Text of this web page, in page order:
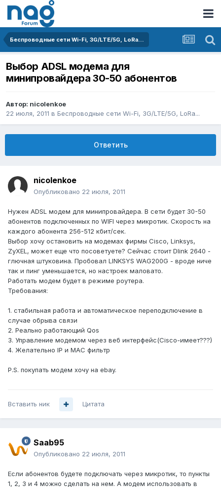
Беспроводные сети Wi-Fi, 3G/LTE/5G, LoRa...
Выбор ADSL модема для
минипровайдера 30-50 абонентов
Автор: nicolenkoe
22 июля, 2011 в Беспроводные сети Wi-Fi, 3G/LTE/5G, LoRa...
Ответить
nicolenkoe
Опубликовано 22 июля, 2011
Нужен ADSL модем для минипровайдера. В сети будет 30-50
абонентов подключенных по WIFI через микротик. Скорость на
каждого абонента 256-512 кбит/сек.
Выбор хочу остановить на модемах фирмы Cisco, Linksys,
ZyXEL, может еще что посоветуете? Сейчас стоит Dlink 2640 -
глючная штуковина. Пробовал LINKSYS WAG200G - вроде ниче
так и пинг уменьшается, но настроек маловато.
Работать модем будет в режиме роутера.
Требования:
1. стабильная работа и автоматическое переподключение в
случае обрыва связи
2. Реально работающий Qos
3. Управление модемом через веб интерфейс(Cisco-имеет???)
4. Желательно IP и МАС фильтр
P.S. покупать модем хочу на ebay.
Вставить ник Цитата
Saab95
Опубликовано 22 июля, 2011
Если абонентов будете подключать через микротик, то пункты
1, 2, 3 и 4 можно сделать на нем. А модем использовать в